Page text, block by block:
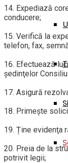
14. Expediază
conducere;
15. Verifică la
telefon, fax,
16. Efectuează
şedinţelor
17. Asigură
18. Primeşte
19. Ține evidenţa
20. Preia de la
potrivit legii;